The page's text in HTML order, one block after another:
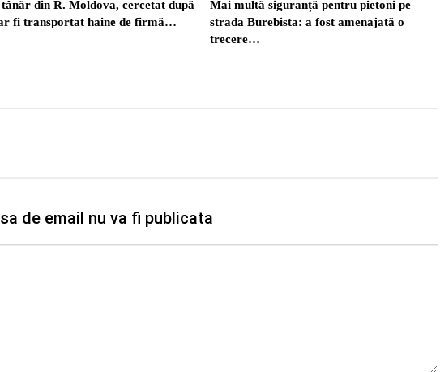
din R. Moldova, cercetat după
fi transportat haine de firmă…
Mai multă siguranță pentru pietoni pe
strada Burebista: a fost amenajată o
trecere…
de email nu va fi publicata